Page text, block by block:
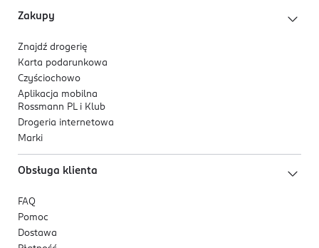
Zakupy
Znajdź drogerię
Karta podarunkowa
Czyściochowo
Aplikacja mobilna
Rossmann PL i Klub
Drogeria internetowa
Marki
Obsługa klienta
FAQ
Pomoc
Dostawa